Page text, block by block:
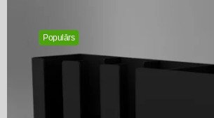
Populārs